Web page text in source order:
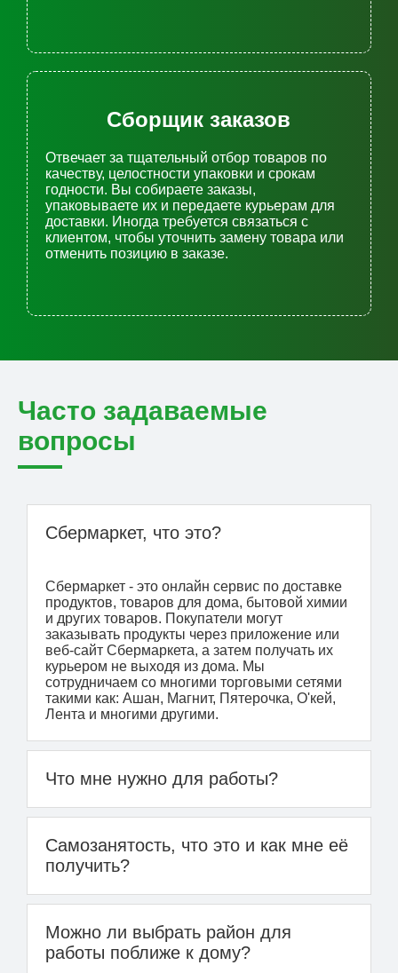
Сборщик заказов
Отвечает за тщательный отбор товаров по
качеству, целостности упаковки и срокам
годности. Вы собираете заказы,
упаковываете их и передаете курьерам для
доставки. Иногда требуется связаться с
клиентом, чтобы уточнить замену товара или
отменить позицию в заказе.
Часто задаваемые
вопросы
Сбермаркет, что это?
Сбермаркет - это онлайн сервис по доставке
продуктов, товаров для дома, бытовой химии
и других товаров. Покупатели могут
заказывать продукты через приложение или
веб-сайт Сбермаркета, а затем получать их
курьером не выходя из дома. Мы
сотрудничаем со многими торговыми сетями
такими как: Ашан, Магнит, Пятерочка, О'кей,
Лента и многими другими.
Что мне нужно для работы?
Самозанятость, что это и как мне её
получить?
Можно ли выбрать район для
работы поближе к дому?